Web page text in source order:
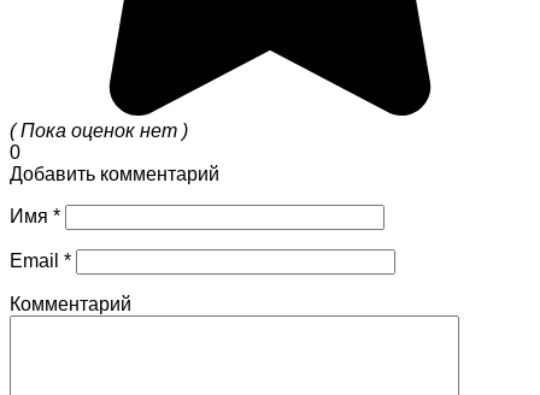
( Пока оценок нет )
0
Добавить комментарий
Имя *
Email *
Комментарий